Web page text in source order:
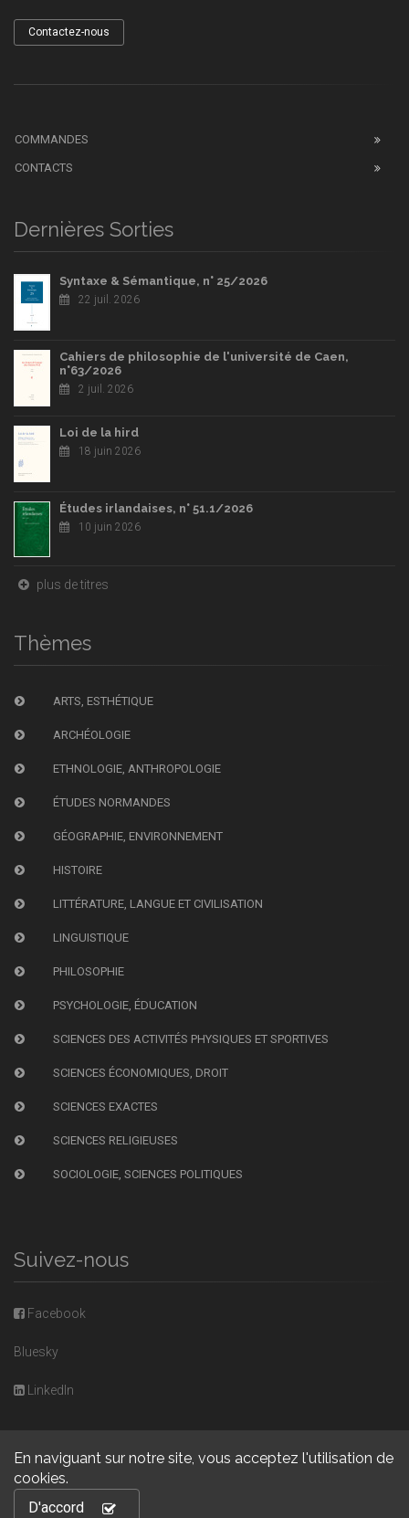
En naviguant sur notre site, vous acceptez l'utilisation de
cookies.
D'accord
Contactez-nous
COMMANDES
CONTACTS
Dernières Sorties
Syntaxe & Sémantique, n° 25/2026
22 juil. 2026
Cahiers de philosophie de l'université de Caen,
n°63/2026
2 juil. 2026
Loi de la hird
18 juin 2026
Études irlandaises, n° 51.1/2026
10 juin 2026
plus de titres
Thèmes
ARTS, ESTHÉTIQUE
ARCHÉOLOGIE
ETHNOLOGIE, ANTHROPOLOGIE
ÉTUDES NORMANDES
GÉOGRAPHIE, ENVIRONNEMENT
HISTOIRE
LITTÉRATURE, LANGUE ET CIVILISATION
LINGUISTIQUE
PHILOSOPHIE
PSYCHOLOGIE, ÉDUCATION
SCIENCES DES ACTIVITÉS PHYSIQUES ET SPORTIVES
SCIENCES ÉCONOMIQUES, DROIT
SCIENCES EXACTES
SCIENCES RELIGIEUSES
SOCIOLOGIE, SCIENCES POLITIQUES
Suivez-nous
Facebook
Bluesky
LinkedIn